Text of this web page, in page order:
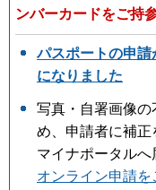
ンバーカードをご持
パスポートの申請
になりました
写真・自署画像の
め、申請者に補正
マイナポータルへ
オンライン申請